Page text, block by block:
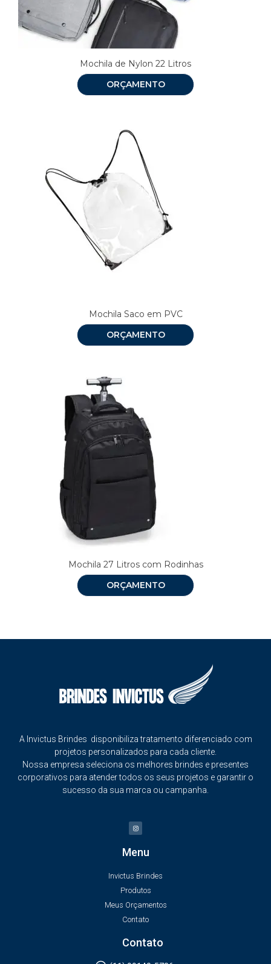
Mochila de Nylon 22 Litros
ORÇAMENTO
Mochila Saco em PVC
ORÇAMENTO
Mochila 27 Litros com Rodinhas
ORÇAMENTO
A Invictus Brindes disponibiliza tratamento diferenciado com
projetos personalizados para cada cliente.
Nossa empresa seleciona os melhores brindes e presentes
corporativos para atender todos os seus projetos e garantir o
sucesso da sua marca ou campanha.
Menu
Invictus Brindes
Produtos
Meus Orçamentos
Contato
Contato